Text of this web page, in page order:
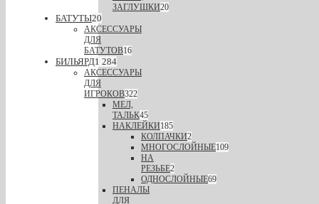
ЗАГЛУШКИ20
БАТУТЫ20
АКСЕССУАРЫ
ДЛЯ
БАТУТОВ16
БИЛЬЯРД1 284
АКСЕССУАРЫ
ДЛЯ
ИГРОКОВ322
МЕЛ,
ТАЛЬК45
НАКЛЕЙКИ185
КОЛПАЧКИ2
МНОГОСЛОЙНЫЕ109
НА
РЕЗЬБЕ2
ОДНОСЛОЙНЫЕ69
ПЕНАЛЫ
ДЛЯ